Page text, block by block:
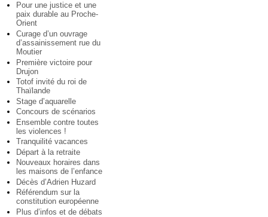
Pour une justice et une
paix durable au Proche-
Orient
Curage d’un ouvrage
d’assainissement rue du
Moutier
Première victoire pour
Drujon
Totof invité du roi de
Thaïlande
Stage d’aquarelle
Concours de scénarios
Ensemble contre toutes
les violences !
Tranquilité vacances
Départ à la retraite
Nouveaux horaires dans
les maisons de l’enfance
Décès d’Adrien Huzard
Référendum sur la
constitution européenne
Plus d’infos et de débats